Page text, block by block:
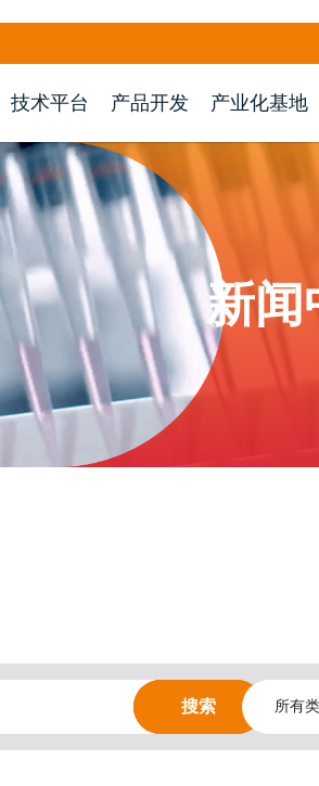
技术平台 产品开发 产业化基地
新闻
搜索
搜索 所有